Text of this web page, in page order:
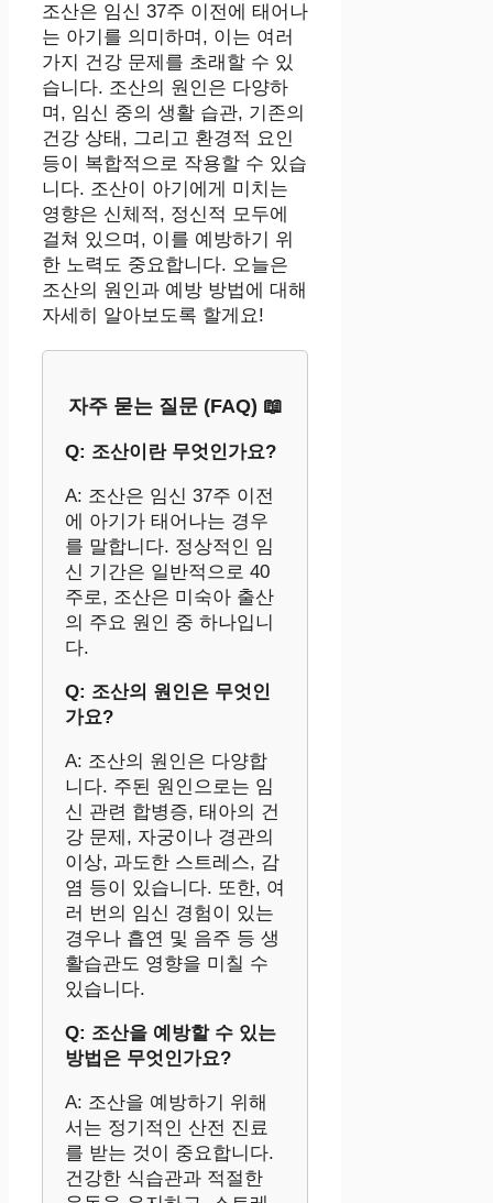
조산은 임신 37주 이전에 태어나
는 아기를 의미하며, 이는 여러
가지 건강 문제를 초래할 수 있
습니다. 조산의 원인은 다양하
며, 임신 중의 생활 습관, 기존의
건강 상태, 그리고 환경적 요인
등이 복합적으로 작용할 수 있습
니다. 조산이 아기에게 미치는
영향은 신체적, 정신적 모두에
걸쳐 있으며, 이를 예방하기 위
한 노력도 중요합니다. 오늘은
조산의 원인과 예방 방법에 대해
자세히 알아보도록 할게요!
자주 묻는 질문 (FAQ) 📖
Q: 조산이란 무엇인가요?
A: 조산은 임신 37주 이전
에 아기가 태어나는 경우
를 말합니다. 정상적인 임
신 기간은 일반적으로 40
주로, 조산은 미숙아 출산
의 주요 원인 중 하나입니
다.
Q: 조산의 원인은 무엇인
가요?
A: 조산의 원인은 다양합
니다. 주된 원인으로는 임
신 관련 합병증, 태아의 건
강 문제, 자궁이나 경관의
이상, 과도한 스트레스, 감
염 등이 있습니다. 또한, 여
러 번의 임신 경험이 있는
경우나 흡연 및 음주 등 생
활습관도 영향을 미칠 수
있습니다.
Q: 조산을 예방할 수 있는
방법은 무엇인가요?
A: 조산을 예방하기 위해
서는 정기적인 산전 진료
를 받는 것이 중요합니다.
건강한 식습관과 적절한